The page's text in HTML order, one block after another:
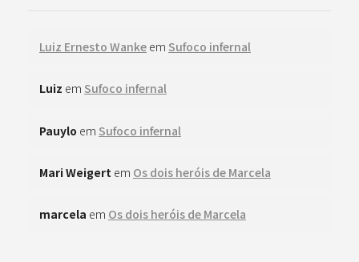
Luiz Ernesto Wanke em Sufoco infernal
Luiz em Sufoco infernal
Pauylo em Sufoco infernal
Mari Weigert em Os dois heróis de Marcela
marcela em Os dois heróis de Marcela